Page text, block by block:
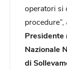
operatori si
Presidente
Nazionale
di